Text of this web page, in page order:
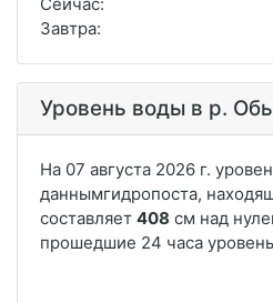
Завтра:
Уровень воды в р. Обь